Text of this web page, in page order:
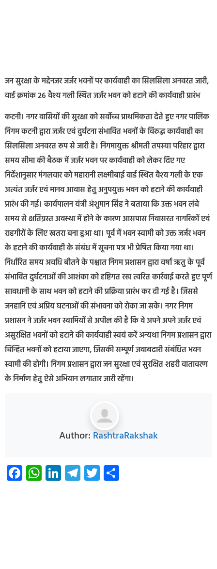
जन सुरक्षा के मद्देनजर जर्जर भवनों पर कार्यवाही का सिलसिला अनवरत जारी,
वार्ड क्रमांक 26 वैश्य गली स्थित जर्जर भवन को हटाने की कार्यवाही प्रारंभ
कटनी। नगर वासियों की सुरक्षा को सर्वोच्च प्राथमिकता देते हुए नगर पालिक
निगम कटनी द्वारा जर्जर एवं दुर्घटना संभावित भवनों के विरुद्ध कार्यवाही का
सिलसिला अनवरत रूप से जारी है। निगमायुक्त श्रीमती तपस्या परिहार द्वारा
समय सीमा की बैठक में जर्जर भवन पर कार्यवाही को लेकर दिए गए
निर्देशानुसार मंगलवार को महारानी लक्ष्मीबाई वार्ड स्थित वैश्य गली के एक
अत्यंत जर्जर एवं मानव आवास हेतु अनुपयुक्त भवन को हटाने की कार्यवाही
प्रारंभ की गई। कार्यपालन यंत्री अंशुमान सिंह ने बताया कि उक्त भवन लंबे
समय से क्षतिग्रस्त अवस्था में होने के कारण आसपास निवासरत नागरिकों एवं
राहगीरों के लिए खतरा बना हुआ था। पूर्व में भवन स्वामी को उक्त जर्जर भवन
के हटाने की कार्यवाही के संबंध में सूचना पत्र भी प्रेषित किया गया था।
निर्धारित समय अवधि बीतने के पश्चात निगम प्रशासन द्वारा वर्षा ऋतु के पूर्व
संभावित दुर्घटनाओं की आशंका को दृष्टिगत रख त्वरित कार्रवाई करते हुए पूर्ण
सावधानी के साथ भवन को हटाने की प्रक्रिया प्रारंभ कर दी गई है। जिससे
जनहानि एवं अप्रिय घटनाओं की संभावना को रोका जा सके। नगर निगम
प्रशासन ने जर्जर भवन स्वामियों से अपील की है कि वे अपने अपने जर्जर एवं
असुरक्षित भवनों को हटाने की कार्यवाही स्वयं करें अन्यथा निगम प्रशासन द्वारा
चिन्हित भवनों को हटाया जाएगा, जिसकी सम्पूर्ण जवाबदारी संबंधित भवन
स्वामी की होगी। निगम प्रशासन द्वारा जन सुरक्षा एवं सुरक्षित शहरी वातावरण
के निर्माण हेतु ऐसे अभियान लगातार जारी रहेंगा।
Author: RashtraRakshak
Facebook
WhatsApp
LinkedIn
Telegram
Twitter